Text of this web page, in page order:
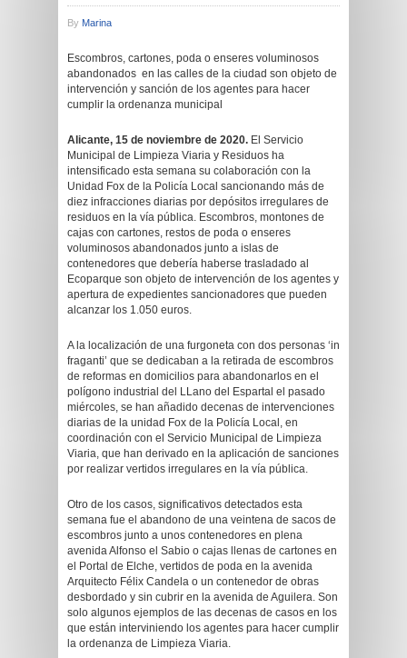
By Marina
Escombros, cartones, poda o enseres voluminosos
abandonados en las calles de la ciudad son objeto de
intervención y sanción de los agentes para hacer
cumplir la ordenanza municipal
Alicante, 15 de noviembre de 2020. El Servicio
Municipal de Limpieza Viaria y Residuos ha
intensificado esta semana su colaboración con la
Unidad Fox de la Policía Local sancionando más de
diez infracciones diarias por depósitos irregulares de
residuos en la vía pública. Escombros, montones de
cajas con cartones, restos de poda o enseres
voluminosos abandonados junto a islas de
contenedores que debería haberse trasladado al
Ecoparque son objeto de intervención de los agentes y
apertura de expedientes sancionadores que pueden
alcanzar los 1.050 euros.
A la localización de una furgoneta con dos personas ‘in
fraganti’ que se dedicaban a la retirada de escombros
de reformas en domicilios para abandonarlos en el
polígono industrial del LLano del Espartal el pasado
miércoles, se han añadido decenas de intervenciones
diarias de la unidad Fox de la Policía Local, en
coordinación con el Servicio Municipal de Limpieza
Viaria, que han derivado en la aplicación de sanciones
por realizar vertidos irregulares en la vía pública.
Otro de los casos, significativos detectados esta
semana fue el abandono de una veintena de sacos de
escombros junto a unos contenedores en plena
avenida Alfonso el Sabio o cajas llenas de cartones en
el Portal de Elche, vertidos de poda en la avenida
Arquitecto Félix Candela o un contenedor de obras
desbordado y sin cubrir en la avenida de Aguilera. Son
solo algunos ejemplos de las decenas de casos en los
que están interviniendo los agentes para hacer cumplir
la ordenanza de Limpieza Viaria.